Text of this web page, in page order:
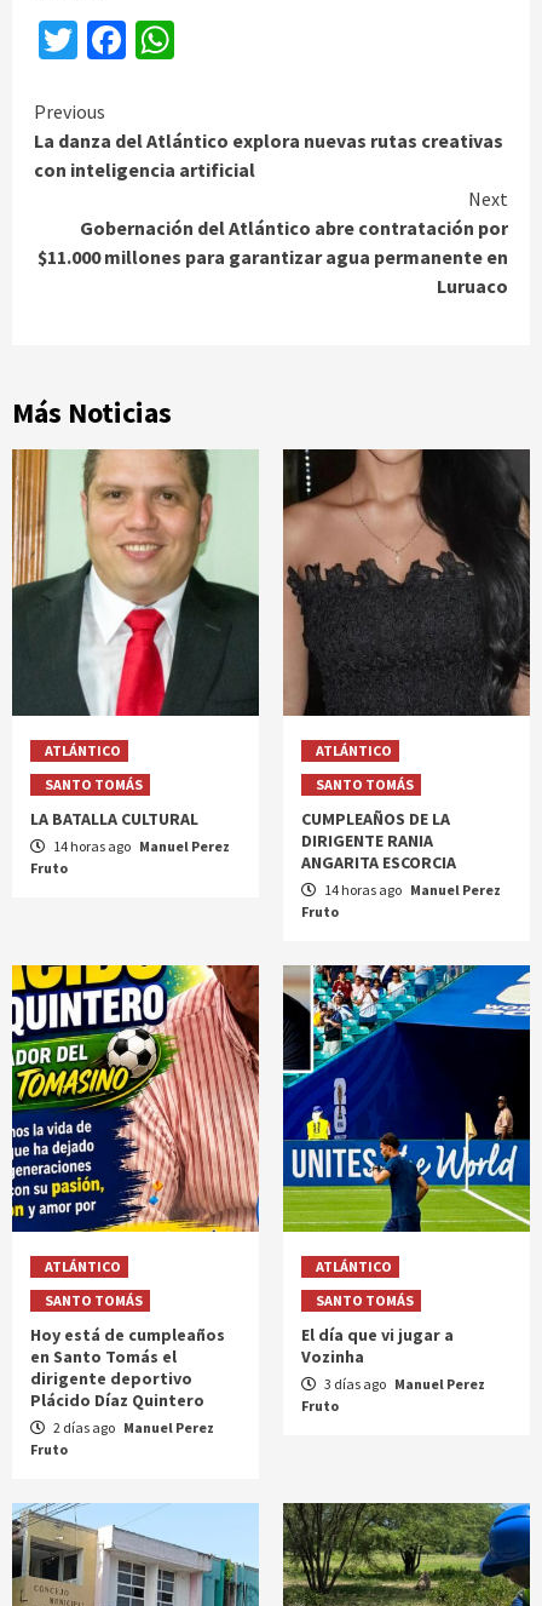
TwitterFacebook
Continue
Reading
Previous
La danza del Atlántico explora nuevas rutas creativas
con inteligencia artificial
Next
Gobernación del Atlántico abre contratación por
$11.000 millones para garantizar agua permanente en
Luruaco
Más Noticias
ATLÁNTICO
SANTO TOMÁS
LA BATALLA CULTURAL
14 horas ago Manuel Perez
Fruto
ATLÁNTICO
SANTO TOMÁS
CUMPLEAÑOS DE LA
DIRIGENTE RANIA
ANGARITA ESCORCIA
14 horas ago Manuel Perez
Fruto
ATLÁNTICO
SANTO TOMÁS
Hoy está de cumpleaños
en Santo Tomás el
dirigente deportivo
Plácido Díaz Quintero
2 días ago Manuel Perez
Fruto
ATLÁNTICO
SANTO TOMÁS
El día que vi jugar a
Vozinha
3 días ago Manuel Perez
Fruto